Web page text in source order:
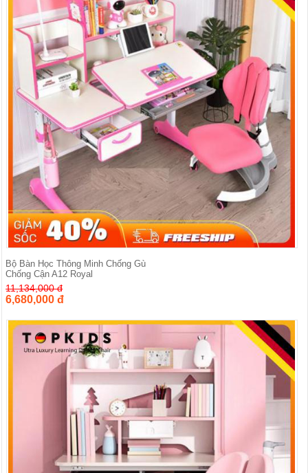
Bộ Bàn Học Thông Minh Chống Gù
Chống Cận A12 Royal
11,134,000 đ
6,680,000 đ